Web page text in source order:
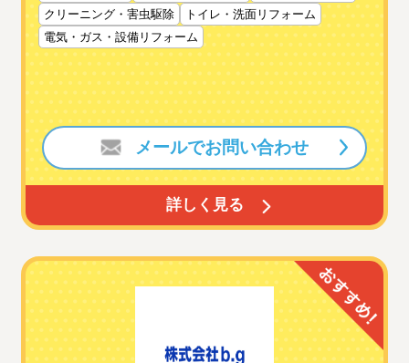
クリーニング・害虫駆除
トイレ・洗面リフォーム
電気・ガス・設備リフォーム
詳しく見る
メールでお問い合わせ